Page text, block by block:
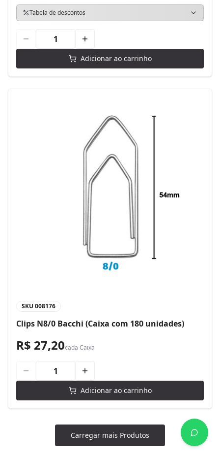
Tabela de descontos
Adicionar ao carrinho
SKU 008176
Clips N8/0 Bacchi (Caixa com 180 unidades)
R$ 27,20cada Caixa
Adicionar ao carrinho
Carregar mais Produtos